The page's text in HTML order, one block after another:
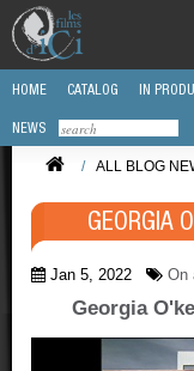
HOME CATALOG IN
NEWS
/ ALL BLOG
GEORGIA
Jan 5, 2022 On
Georgia